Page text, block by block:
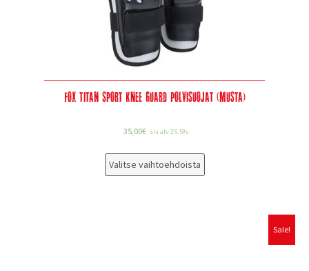
Fox Titan Sport Knee Guard Polvisuojat (musta)
35,00€ sis alv 25.5%
Valitse vaihtoehdoista
Sale!